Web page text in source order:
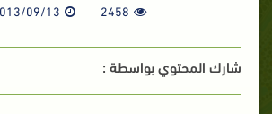
2458
09/13
شارك المحتوي بواسطة :